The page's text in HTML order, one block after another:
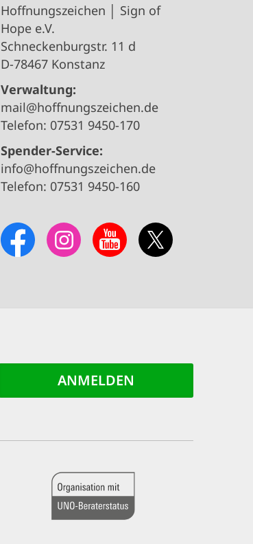
Hoffnungszeichen │ Sign of
Hope e.V.
Schneckenburgstr. 11 d
D-78467 Konstanz
Verwaltung:
mail@hoffnungszeichen.de
Telefon: 07531 9450-170
Spender-Service:
info@hoffnungszeichen.de
Telefon: 07531 9450-160